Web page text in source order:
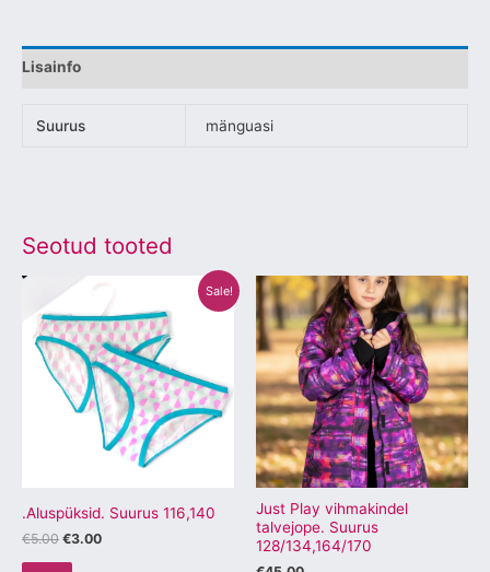
Lisainfo
Suurus mänguasi
Seotud tooted
Sale!
.Aluspüksid. Suurus 116,140
€5.00
Algne
oli:
€5.00.
€3.00
on:
€3.00.
Sellel
tootel
on
mitu
varianti.
Valikuid
saab
tootelehel.
Just Play vihmakindel
talvejope. Suurus
128/134,164/170
Sellel
tootel
on
mitu
varianti.
Valikuid
saab
teha
tootelehel.